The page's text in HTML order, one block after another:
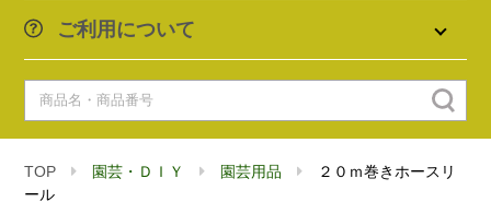
ご利用について
TOP 園芸・ＤＩＹ 園芸用品
２０ｍ巻きホースリ
ール